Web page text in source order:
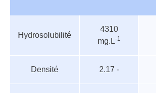
des
valeur
Hydrosolubilité
4310
mg.L-1
Densité 2.17 -